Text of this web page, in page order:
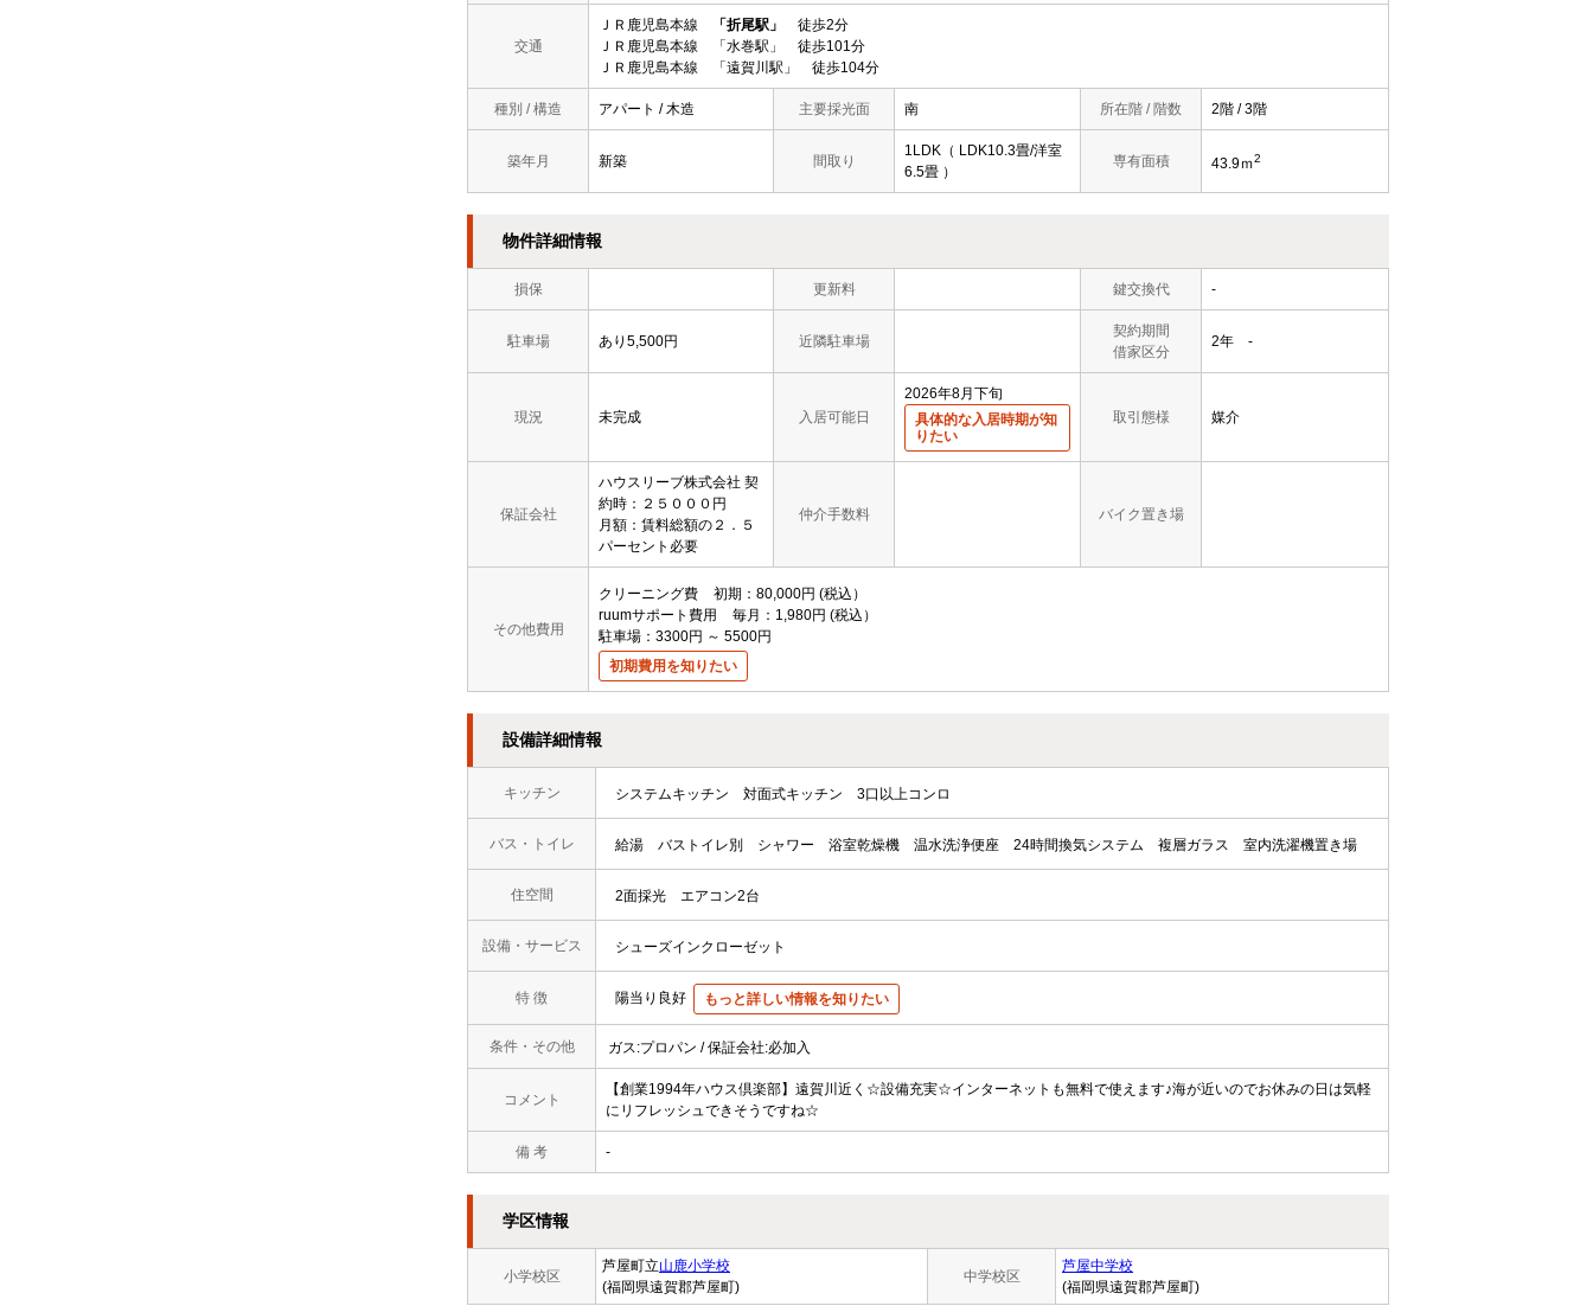
交通
ＪＲ鹿児島本線 「折尾駅」
徒歩2分
ＪＲ鹿児島本線 「水巻駅」 徒歩101分
ＪＲ鹿児島本線 「遠賀川駅」 徒歩104分
種別 / 構造 アパート / 木造 主要採光面 南 所在階 / 階数 2階 / 3階
築年月 新築 間取り
1LDK（ LDK10.3畳/洋室
6.5畳 ）
専有面積 43.9ｍ2
物件詳細情報
損保 更新料 鍵交換代 -
駐車場 あり5,500円 近隣駐車場
契約期間
借家区分
2年 -
現況 未完成 入居可能日
2026年8月下旬
具体的な入居時期が知
りたい
取引態様 媒介
保証会社
ハウスリーブ株式会社 契
約時：２５０００円
月額：賃料総額の２．５
パーセント必要
仲介手数料 バイク置き場
その他費用
クリーニング費 初期 80,000円
税込
ruumサポート費用
毎月 1,980円
税込
駐車場：3300円 ～ 5500円
初期費用を知りたい
設備詳細情報
キッチン システムキッチン 対面式キッチン 3口以上コンロ
バス・トイレ 給湯 バストイレ別 シャワー 浴室乾燥機 温水洗浄便座 24時間換気システム 複層ガラス 室内洗濯機置き場
住空間 2面採光 エアコン2台
設備・サービス シューズインクローゼット
特 徴 陽当り良好 もっと詳しい情報を知りたい
条件・その他 ガス:プロパン / 保証会社:必加入
コメント
【創業1994年ハウス倶楽部】遠賀川近く☆設備充実☆インターネットも無料で使えます♪海が近いのでお休みの日は気軽
にリフレッシュできそうですね☆
備 考 -
学区情報
小学校区
芦屋町立山鹿小学校
(福岡県遠賀郡芦屋町)
中学校区
芦屋中学校
(福岡県遠賀郡芦屋町)